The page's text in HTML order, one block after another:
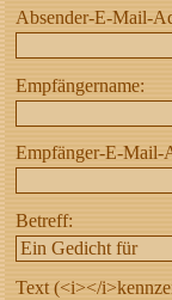
Absender-E-Mail-
Empfängername:
Empfänger-E-Mail-
Betreff:
Text (<i></